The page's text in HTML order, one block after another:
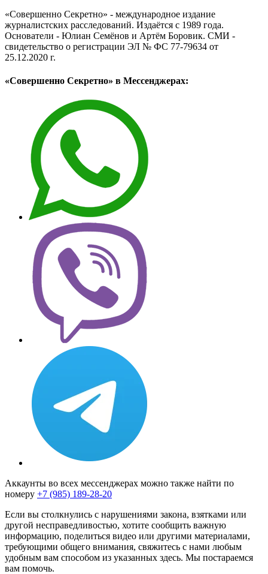
«Совершенно Секретно» - международное издание
журналистских расследований. Издаётся с 1989 года.
Основатели - Юлиан Семёнов и Артём Боровик. CМИ -
свидетельство о регистрации ЭЛ № ФС 77-79634 от
25.12.2020 г.
«Совершенно Секретно» в Мессенджерах:
Аккаунты во всех мессенджерах можно также найти по
номеру +7 (985) 189-28-20
Если вы столкнулись с нарушениями закона, взятками или
другой несправедливостью, хотите сообщить важную
информацию, поделиться видео или другими материалами,
требующими общего внимания, свяжитесь с нами любым
удобным вам способом из указанных здесь. Мы постараемся
вам помочь.